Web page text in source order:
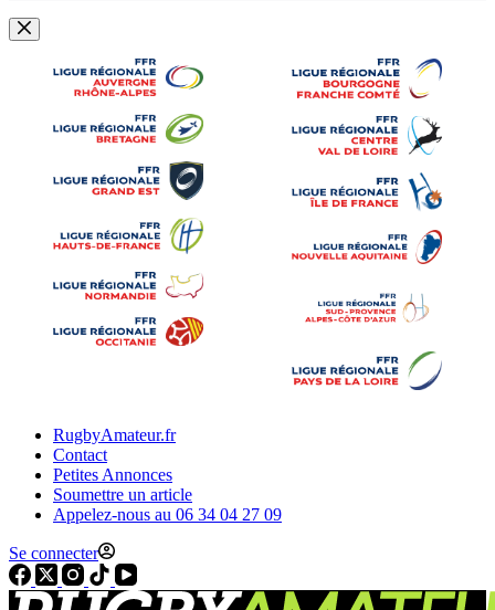
RugbyAmateur.fr
Contact
Petites Annonces
Soumettre un article
Appelez-nous au 06 34 04 27 09
Se connecter